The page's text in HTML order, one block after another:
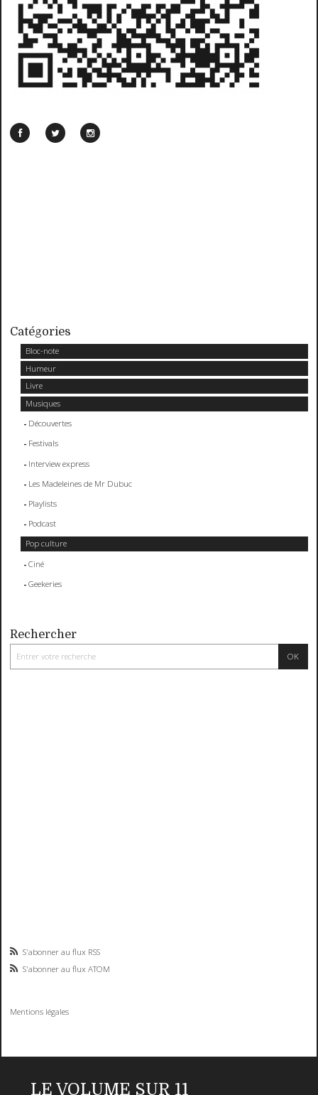
Catégories
Bloc-note
Humeur
Livre
Musiques
Découvertes
Festivals
Interview express
Les Madeleines de Mr Dubuc
Playlists
Podcast
Pop culture
Ciné
Geekeries
Rechercher
S'abonner au flux RSS
S'abonner au flux ATOM
Mentions légales
LE VOLUME SUR 11